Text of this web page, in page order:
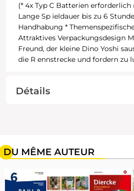
(* 4x Typ C Batterien
Lange Sp ieldauer bis zu 6
Handhabung *
Attraktives Verpackungsdesign
Freund, der kleine Dino Yoshi
die R ennstrecke und fordern zu
Détails
DU MÊME AUTEUR